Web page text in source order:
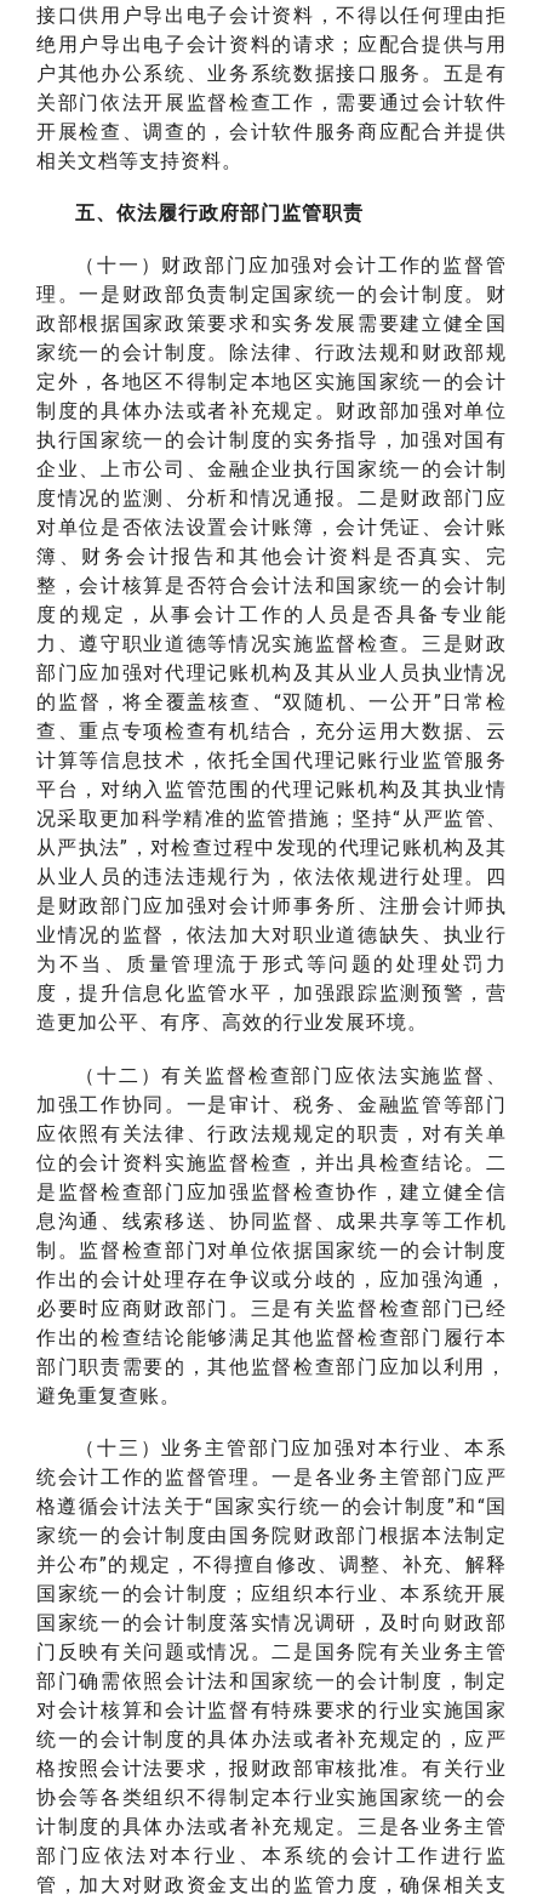
接口供用户导出电子会计资料，不得以任何理由拒
绝用户导出电子会计资料的请求；应配合提供与用
户其他办公系统、业务系统数据接口服务。五是有
关部门依法开展监督检查工作，需要通过会计软件
开展检查、调查的，会计软件服务商应配合并提供
相关文档等支持资料。
五、依法履行政府部门监管职责
（十一）财政部门应加强对会计工作的监督管
理。一是财政部负责制定国家统一的会计制度。财
政部根据国家政策要求和实务发展需要建立健全国
家统一的会计制度。除法律、行政法规和财政部规
定外，各地区不得制定本地区实施国家统一的会计
制度的具体办法或者补充规定。财政部加强对单位
执行国家统一的会计制度的实务指导，加强对国有
企业、上市公司、金融企业执行国家统一的会计制
度情况的监测、分析和情况通报。二是财政部门应
对单位是否依法设置会计账簿，会计凭证、会计账
簿、财务会计报告和其他会计资料是否真实、完
整，会计核算是否符合会计法和国家统一的会计制
度的规定，从事会计工作的人员是否具备专业能
力、遵守职业道德等情况实施监督检查。三是财政
部门应加强对代理记账机构及其从业人员执业情况
的监督，将全覆盖核查、“双随机、一公开”日常检
查、重点专项检查有机结合，充分运用大数据、云
计算等信息技术，依托全国代理记账行业监管服务
平台，对纳入监管范围的代理记账机构及其执业情
况采取更加科学精准的监管措施；坚持“从严监管、
从严执法”，对检查过程中发现的代理记账机构及其
从业人员的违法违规行为，依法依规进行处理。四
是财政部门应加强对会计师事务所、注册会计师执
业情况的监督，依法加大对职业道德缺失、执业行
为不当、质量管理流于形式等问题的处理处罚力
度，提升信息化监管水平，加强跟踪监测预警，营
造更加公平、有序、高效的行业发展环境。
（十二）有关监督检查部门应依法实施监督、
加强工作协同。一是审计、税务、金融监管等部门
应依照有关法律、行政法规规定的职责，对有关单
位的会计资料实施监督检查，并出具检查结论。二
是监督检查部门应加强监督检查协作，建立健全信
息沟通、线索移送、协同监督、成果共享等工作机
制。监督检查部门对单位依据国家统一的会计制度
作出的会计处理存在争议或分歧的，应加强沟通，
必要时应商财政部门。三是有关监督检查部门已经
作出的检查结论能够满足其他监督检查部门履行本
部门职责需要的，其他监督检查部门应加以利用，
避免重复查账。
（十三）业务主管部门应加强对本行业、本系
统会计工作的监督管理。一是各业务主管部门应严
格遵循会计法关于“国家实行统一的会计制度”和“国
家统一的会计制度由国务院财政部门根据本法制定
并公布”的规定，不得擅自修改、调整、补充、解释
国家统一的会计制度；应组织本行业、本系统开展
国家统一的会计制度落实情况调研，及时向财政部
门反映有关问题或情况。二是国务院有关业务主管
部门确需依照会计法和国家统一的会计制度，制定
对会计核算和会计监督有特殊要求的行业实施国家
统一的会计制度的具体办法或者补充规定的，应严
格按照会计法要求，报财政部审核批准。有关行业
协会等各类组织不得制定本行业实施国家统一的会
计制度的具体办法或者补充规定。三是各业务主管
部门应依法对本行业、本系统的会计工作进行监
管，加大对财政资金支出的监管力度，确保相关支